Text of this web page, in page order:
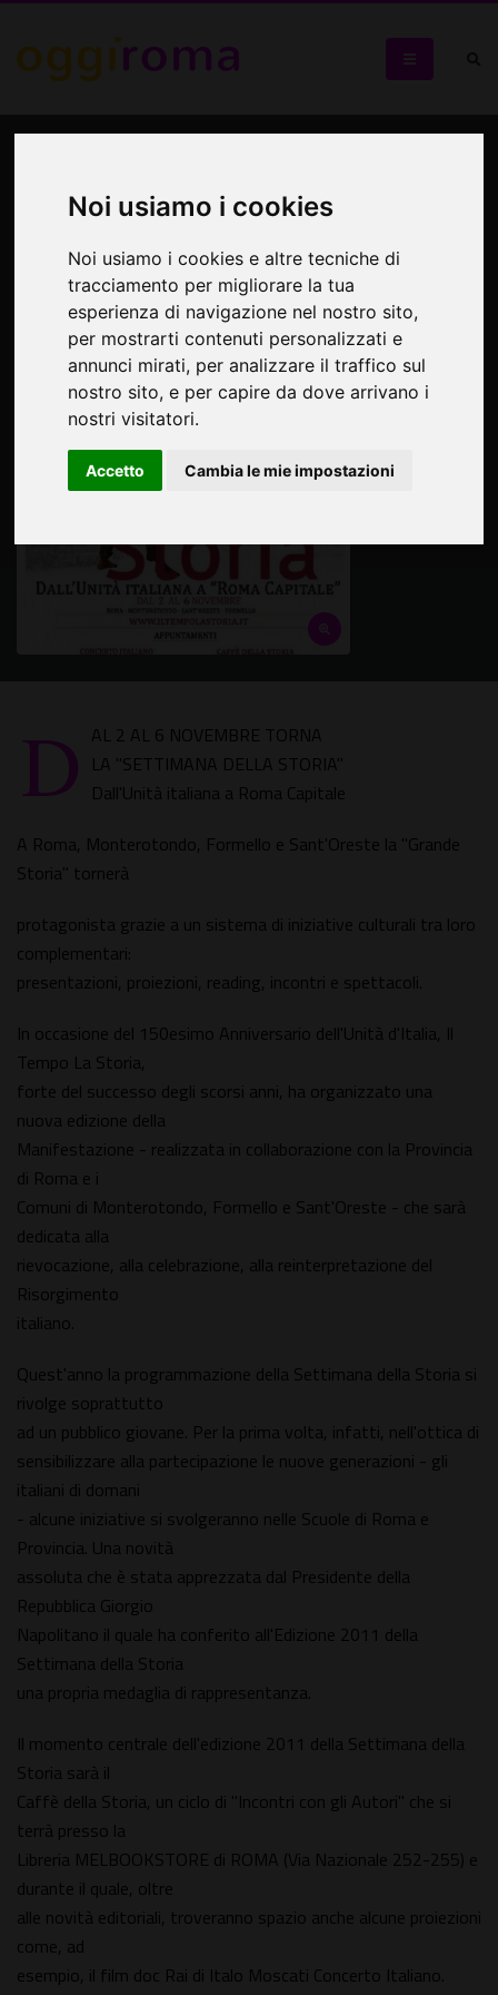
Noi usiamo i cookies
Noi usiamo i cookies e altre tecniche di
tracciamento per migliorare la tua
esperienza di navigazione nel nostro sito,
per mostrarti contenuti personalizzati e
annunci mirati, per analizzare il traffico sul
nostro sito, e per capire da dove arrivano i
nostri visitatori.
Accetto Cambia le mie impostazioni
LA "SETTIMANA DELLA
STORIA"
SETTIMANA DELLA STORIA
D AL 2 AL 6 NOVEMBRE TORNA
LA "SETTIMANA DELLA STORIA"
Dall'Unità italiana a Roma Capitale
A Roma, Monterotondo, Formello e Sant'Oreste la "Grande
Storia" tornerà
protagonista grazie a un sistema di iniziative culturali tra loro
complementari:
presentazioni, proiezioni, reading, incontri e spettacoli.
In occasione del 150esimo Anniversario dell'Unità d'Italia, Il
Tempo La Storia,
forte del successo degli scorsi anni, ha organizzato una
nuova edizione della
Manifestazione - realizzata in collaborazione con la Provincia
di Roma e i
Comuni di Monterotondo, Formello e Sant'Oreste - che sarà
dedicata alla
rievocazione, alla celebrazione, alla reinterpretazione del
Risorgimento
italiano.
Quest'anno la programmazione della Settimana della Storia si
rivolge soprattutto
ad un pubblico giovane. Per la prima volta, infatti, nell'ottica di
sensibilizzare alla partecipazione le nuove generazioni - gli
italiani di domani
- alcune iniziative si svolgeranno nelle Scuole di Roma e
Provincia. Una novità
assoluta che è stata apprezzata dal Presidente della
Repubblica Giorgio
Napolitano il quale ha conferito all'Edizione 2011 della
Settimana della Storia
una propria medaglia di rappresentanza.
Il momento centrale dell'edizione 2011 della Settimana della
Storia sarà il
Caffè della Storia, un ciclo di "Incontri con gli Autori" che si
terrà presso la
Libreria MELBOOKSTORE di ROMA (Via Nazionale 252-255) e
durante il quale, oltre
alle novità editoriali, troveranno spazio anche alcune proiezioni
come, ad
esempio, il film doc Rai di Italo Moscati Concerto Italiano.